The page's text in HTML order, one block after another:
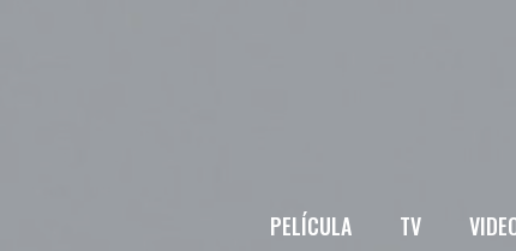
PELÍCULA TV